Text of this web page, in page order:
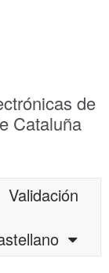
de
Cataluña
Validación